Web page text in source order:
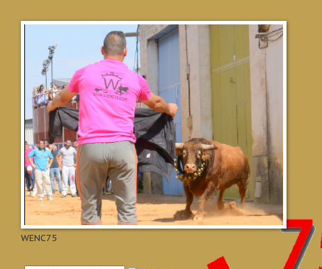
WENC75